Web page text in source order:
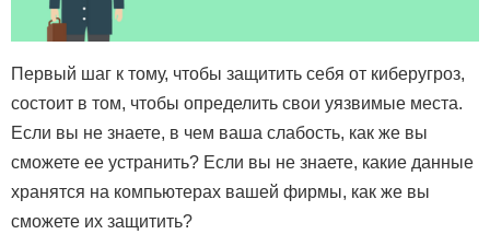
Первый шаг к тому, чтобы защитить себя от киберугроз,
состоит в том, чтобы определить свои уязвимые места.
Если вы не знаете, в чем ваша слабость, как же вы
сможете ее устранить? Если вы не знаете, какие данные
хранятся на компьютерах вашей фирмы, как же вы
сможете их защитить?